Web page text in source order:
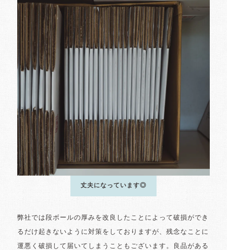
丈夫になっています◎
弊社では段ボールの厚みを改良したことによって破損ができ
るだけ起きないように対策をしておりますが、残念なことに
運悪く破損して届いてしまうこともございます。良品がある